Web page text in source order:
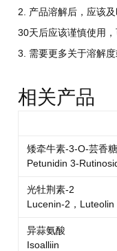
2. 产品溶解后，应该
30天后应该谨慎使用，
3. 需要更多关于溶解
相关产品
矮牵牛素-3-O-芸香
Petunidin 3-
光牡荆素-2
Lucenin-2，
异蒜氨酸
Isoalliin